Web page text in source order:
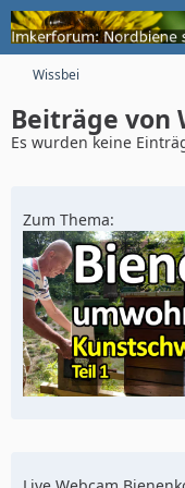
Wissbei
Beiträge von
Es wurden keine
Zum Thema: